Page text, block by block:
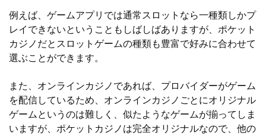
例えば、ゲームアプリでは通常スロットなら一種類しかプ
レイできないということもしばしばありますが、ポケット
カジノだとスロットゲームの種類も豊富で好みに合わせて
選ぶことができます。
また、オンラインカジノであれば、プロバイダーがゲーム
を配信しているため、オンラインカジノごとにオリジナル
ゲームというのは難しく、似たようなゲームが揃ってしま
いますが、ポケットカジノは完全オリジナルなので、他の